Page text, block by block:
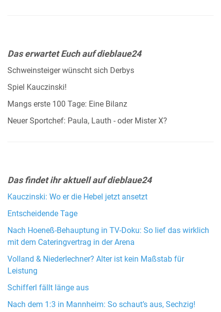
Das erwartet Euch auf dieblaue24
Schweinsteiger wünscht sich Derbys
Spiel Kauczinski!
Mangs erste 100 Tage: Eine Bilanz
Neuer Sportchef: Paula, Lauth - oder Mister X?
Das findet ihr aktuell auf dieblaue24
Kauczinski: Wo er die Hebel jetzt ansetzt
Entscheidende Tage
Nach Hoeneß-Behauptung in TV-Doku: So lief das wirklich
mit dem Cateringvertrag in der Arena
Volland & Niederlechner? Alter ist kein Maßstab für
Leistung
Schifferl fällt länge aus
Nach dem 1:3 in Mannheim: So schaut’s aus, Sechzig!